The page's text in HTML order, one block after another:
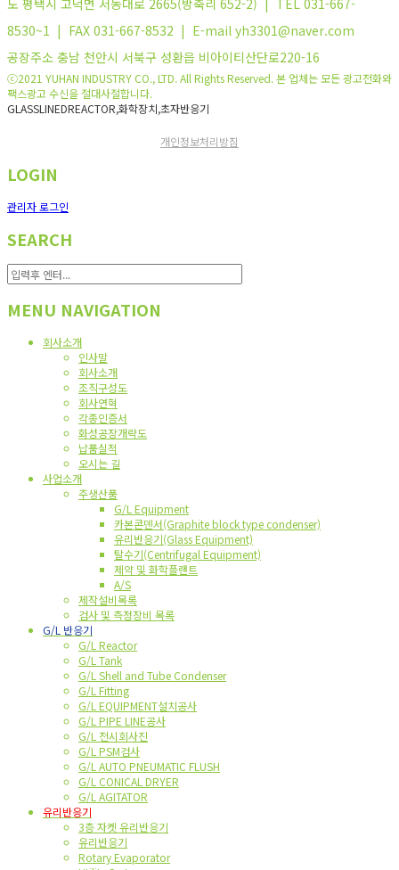
도 평택시 고덕면 서동대로 2665(방축리 652-2) | TEL 031-667-
8530~1 | FAX 031-667-8532 | E-mail yh3301@naver.com
공장주소 충남 천안시 서북구 성환읍 비아이티산단로220-16
ⓒ2021 YUHAN INDUSTRY CO., LTD. All Rights Reserved. 본 업체는 모든 광고전화와
팩스광고 수신을 절대사절합니다.
GLASSLINEDREACTOR,화학장치,초자반응기
개인정보처리방침
LOGIN
관리자 로그인
SEARCH
MENU NAVIGATION
회사소개
인사말
회사소개
조직구성도
회사연혁
각종인증서
화성공장개략도
납품실적
오시는 길
사업소개
주생산품
G/L Equipment
카본콘덴서(Graphite block type condenser)
유리반응기(Glass Equipment)
탈수기(Centrifugal Equipment)
제약 및 화학플랜트
A/S
제작설비목록
검사 및 측정장비 목록
G/L 반응기
G/L Reactor
G/L Tank
G/L Shell and Tube Condenser
G/L Fitting
G/L EQUIPMENT설치공사
G/L PIPE LINE공사
G/L 전시회사진
G/L PSM검사
G/L AUTO PNEUMATIC FLUSH
G/L CONICAL DRYER
G/L AGITATOR
유리반응기
3층 자켓 유리반응기
유리반응기
Rotary Evaporator